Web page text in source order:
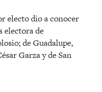
electo dio a conocer
electora de
de Guadalupe,
Garza y de San